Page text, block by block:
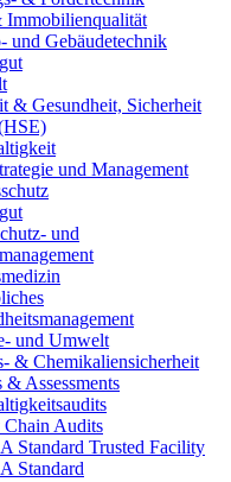
Immobilienqualität
und Gebäudetechnik
& Gesundheit, Sicherheit
und Management
und
und Umwelt
& Chemikaliensicherheit
Assessments
Chain Audits
Standard Trusted Facility
Standard